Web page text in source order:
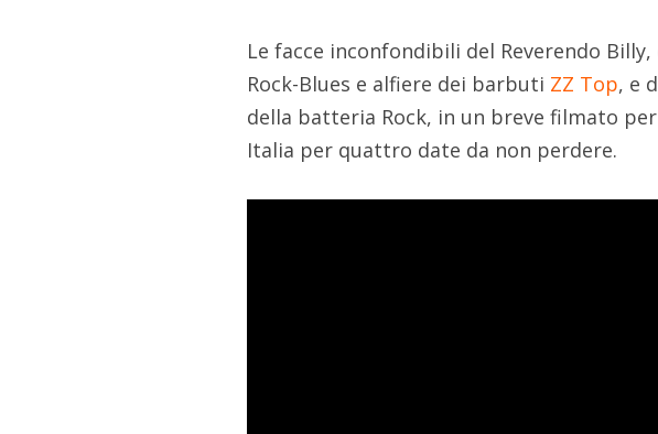
Le facce inconfondibili del Reverendo
Rock-Blues e alfiere dei barbuti ZZ Top, e
della batteria Rock, in un breve filmato
Italia per quattro date da non perdere.